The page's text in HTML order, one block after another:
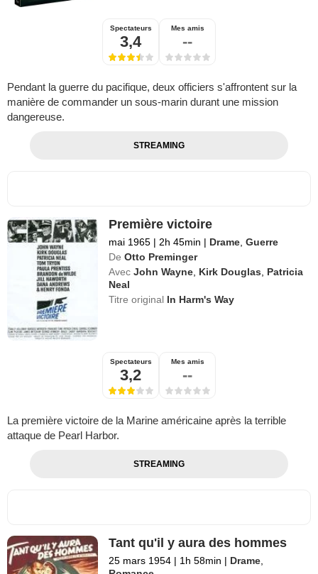
Spectateurs
3,4
Mes amis
--
Pendant la guerre du pacifique, deux officiers s'affrontent sur la
manière de commander un sous-marin durant une mission
dangereuse.
STREAMING
Première victoire
mai 1965 | 2h 45min | Drame ,Guerre
De Otto Preminger
Avec John Wayne Kirk Douglas
Patricia
Neal
Titre original In Harm's Way
Spectateurs
3,2
Mes amis
--
La première victoire de la Marine américaine après la terrible
attaque de Pearl Harbor.
STREAMING
Tant qu'il y aura des hommes
25 mars 1954 | 1h 58min | Drame